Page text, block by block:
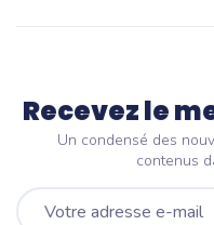
Recevez le
Un condensé des
contenus